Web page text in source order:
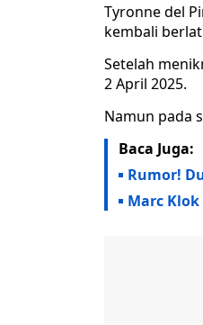
Tyronne del
kembali
Setelah
2 April 2025.
Namun pada
Baca Juga:
Rumor!
Marc